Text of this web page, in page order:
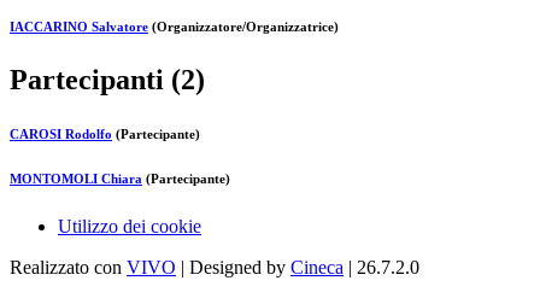
IACCARINO Salvatore (Organizzatore/Organizzatrice)
Partecipanti (2)
CAROSI Rodolfo (Partecipante)
MONTOMOLI Chiara (Partecipante)
Utilizzo dei cookie
Realizzato con VIVO | Designed by Cineca | 26.7.2.0